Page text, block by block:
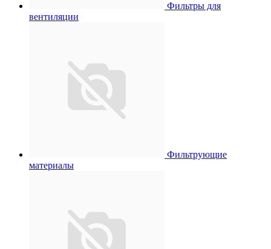
Фильтры для
вентиляции
Фильтрующие
материалы